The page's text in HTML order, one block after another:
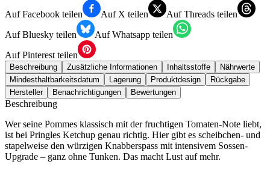
Auf Facebook teilen
Auf X teilen
Auf Threads teilen
Auf Bluesky teilen
Auf Whatsapp teilen
Auf Pinterest teilen
Beschreibung Zusätzliche Informationen Inhaltsstoffe
Nährwerte
Mindesthaltbarkeitsdatum
Lagerung Produktdesign
Rückgabe
Hersteller
Benachrichtigungen Bewertungen
Beschreibung
Wer seine Pommes klassisch mit der fruchtigen Tomaten-Note liebt,
ist bei Pringles Ketchup genau richtig. Hier gibt es scheibchen- und
stapelweise den würzigen Knabberspass mit intensivem Sossen-
Upgrade – ganz ohne Tunken. Das macht Lust auf mehr.